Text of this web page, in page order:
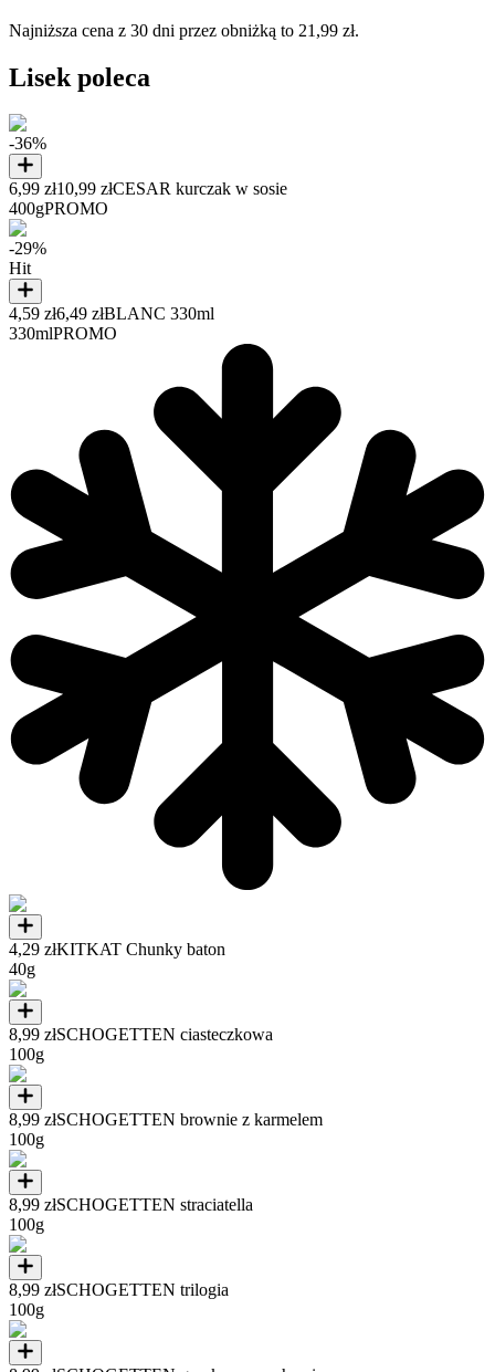
Najniższa cena z 30 dni przez obniżką to 21,99 zł.
Lisek poleca
-36%
6,99 zł10,99 złCESAR kurczak w sosie
400gPROMO
-29%
Hit
4,59 zł6,49 złBLANC 330ml
330mlPROMO
4,29 złKITKAT Chunky baton
40g
8,99 złSCHOGETTEN ciasteczkowa
100g
8,99 złSCHOGETTEN brownie z karmelem
100g
8,99 złSCHOGETTEN straciatella
100g
8,99 złSCHOGETTEN trilogia
100g